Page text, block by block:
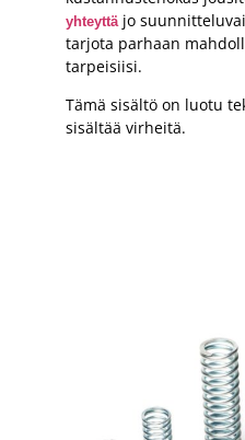
yhteyttäjo
tarjota parhaan
tarpeisiisi.
Tämä sisältö on luotu
sisältää virheitä.